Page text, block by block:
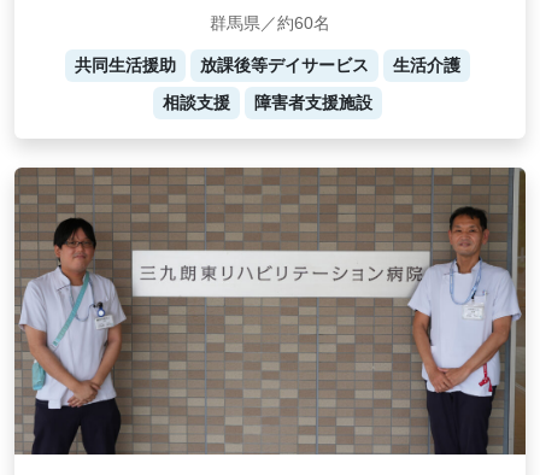
群馬県／約60名
共同生活援助 放課後等デイサービス
生活介護
相談支援
障害者支援施設